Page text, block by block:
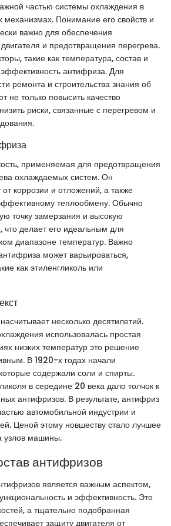
частью системы охлаждения в
механизмах. Понимание его свойств и
важно для обеспечения
и предотвращения перегрева.
такие как температура, состав и
антифриза. Для
ремонта и строительства знания об
не только повысить качество
риски, связанные с перегревом и
применяемая для предотвращения
охлаждаемых систем. Он
коррозии и отложений, а также
теплообмену. Обычно
точку замерзания и высокую
что делает его идеальным для
диапазоне температур. Важно
может варьироваться,
как этиленгликоль или
несколько десятилетий.
использовалась простая
низких температур это решение
В 1920-х годах начали
содержали соли и спирты.
в середине 20 века дало толчок к
антифризов. В результате, антифриз
автомобильной индустрии и
Ценой этому новшеству стало лучшее
узлов машины.
антифризов
является важным аспектом,
и эффективность. Это
а тщательно подобранная
защиту двигателя от